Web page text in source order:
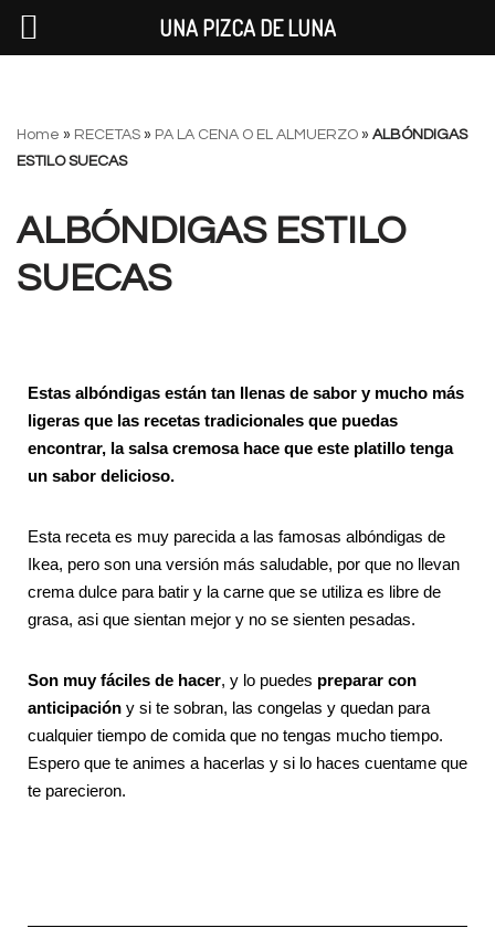
al
contenido
Home » RECETAS » PA LA CENA O EL ALMUERZO » ALBÓNDIGAS
ESTILO SUECAS
ALBÓNDIGAS ESTILO
SUECAS
Estas albóndigas están tan llenas de sabor y mucho más
ligeras que las recetas tradicionales que puedas
encontrar, la salsa cremosa hace que este platillo tenga
un sabor delicioso.
Esta receta es muy parecida a las famosas albóndigas de
Ikea, pero son una versión más saludable, por que no llevan
crema dulce para batir y la carne que se utiliza es libre de
grasa, asi que sientan mejor y no se sienten pesadas.
Son muy fáciles de hacer, y lo puedes preparar con
anticipación y si te sobran, las congelas y quedan para
cualquier tiempo de comida que no tengas mucho tiempo.
Espero que te animes a hacerlas y si lo haces cuentame que
te parecieron.
UNA PIZCA DE LUNA